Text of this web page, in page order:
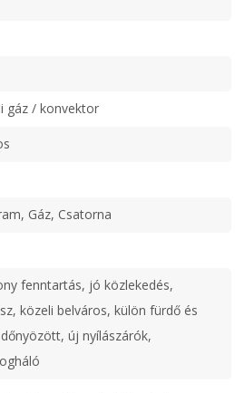
gáz / konvektor
Gáz, Csatorna
fenntartás, jó közlekedés,
közeli belváros, külön fürdő és
új nyílászárók,